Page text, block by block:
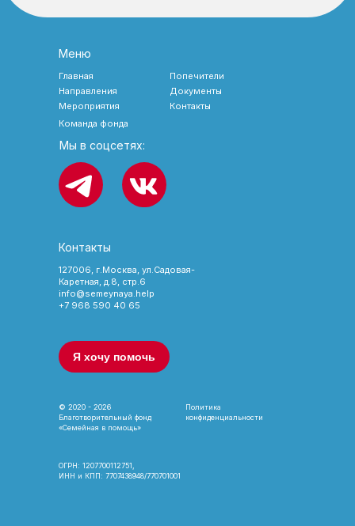
Я хочу помочь
Политика
конфиденциальности
© 2020 - 2026
Благотворительный фонд
«Семейная в помощь»
127006, г.Москва, ул.Садовая-
Каретная, д.8, стр.6
info@semeynaya.help
+7 968 590 40 65
Контакты
Мы в соцсетях:
Меню
Главная
Направления
Мероприятия
Документы
Попечители
Контакты
ОГРН: 1207700112751,
ИНН и КПП: 7707438948/770701001
Команда фонда